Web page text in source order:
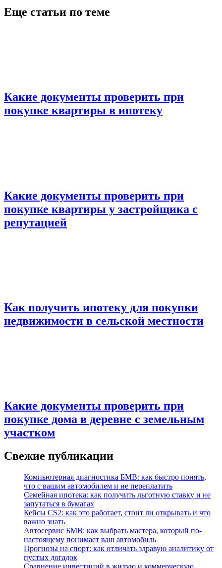
Еще статьи по теме
Какие документы проверить при
покупке квартиры в ипотеку
Какие документы проверить при
покупке квартиры у застройщика с
репутацией
Как получить ипотеку для покупки
недвижимости в сельской местности
Какие документы проверить при
покупке дома в деревне с земельным
участком
Свежие публикации
Компьютерная диагностика БМВ: как быстро понять,
что с вашим автомобилем и не переплатить
Семейная ипотека: как получить льготную ставку и не
запутаться в бумагах
Кейсы CS2: как это работает, стоит ли открывать и что
важно знать
Автосервис БМВ: как выбрать мастера, который по-
настоящему понимает ваш автомобиль
Прогнозы на спорт: как отличать здравую аналитику от
пустых догадок
Сравнение инвестиций в жилую и коммерческую